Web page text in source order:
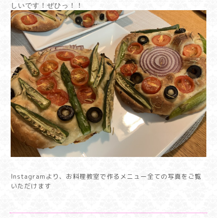
しいです！ぜひっ！！
Instagramより、お料理教室で作るメニュー全ての写真をご覧
いただけます